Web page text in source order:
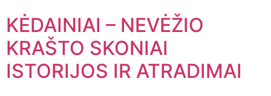
KĖDAINIAI – NEVĖŽIO
KRAŠTO SKONIAI
ISTORIJOS IR ATRADIMAI